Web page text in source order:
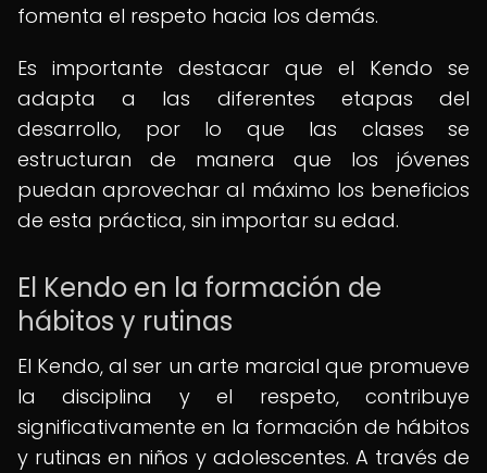
fomenta el respeto hacia los demás.
Es importante destacar que el Kendo se
adapta a las diferentes etapas del
desarrollo, por lo que las clases se
estructuran de manera que los jóvenes
puedan aprovechar al máximo los beneficios
de esta práctica, sin importar su edad.
El Kendo en la formación de
hábitos y rutinas
El Kendo, al ser un arte marcial que promueve
la disciplina y el respeto, contribuye
significativamente en la formación de hábitos
y rutinas en niños y adolescentes. A través de